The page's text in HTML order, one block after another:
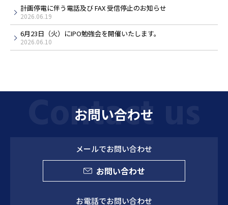
計画停電に伴う電話及び FAX 受信停止のお知らせ
2026.06.19
6月23日（火）にIPO勉強会を開催いたします。
2026.06.10
お問い合わせ
メールでお問い合わせ
お問い合わせ
お電話でお問い合わせ